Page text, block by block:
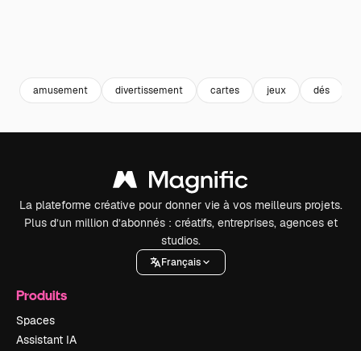
amusement divertissement cartes jeux dés
La plateforme créative pour donner vie à vos meilleurs projets.
Plus d’un million d’abonnés : créatifs, entreprises, agences et
studios.
Français
Produits
Spaces
Assistant IA